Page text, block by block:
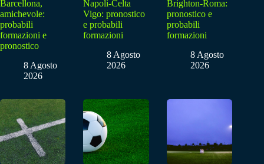
Barcellona,
amichevole:
probabili
formazioni e
pronostico
8 Agosto
2026
Napoli-Celta
Vigo: pronostico
e probabili
formazioni
8 Agosto
2026
Brighton-Roma:
pronostico e
probabili
formazioni
8 Agosto
2026